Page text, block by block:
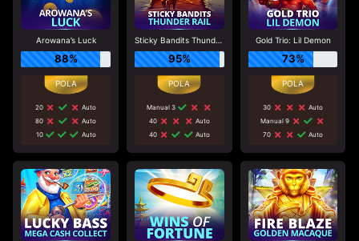
Arowana’s Luck
88%
20
Auto
80
Auto
10
Auto
Sticky Bandits Thunder Rail
95%
Manual 3
40
Auto
40
Auto
Gold Trio: Lil Demon
73%
30
Auto
Manual 9
70
Auto